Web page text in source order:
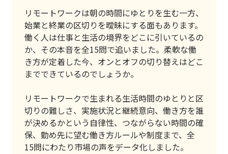
リモートワークは朝の時間にゆとりを生む一方、
始業と終業の区切りを曖昧にする面もあります。
働く人は仕事と生活の境界をどこに引いているの
か、その本音を全15問で追いました。柔軟な働
き方が定着した今、オンとオフの切り替えはどこ
までできているのでしょうか。
リモートワークで生まれる生活時間のゆとりと区
切りの難しさ、実施状況と継続意向、働き方を誰
が決めるかという自律性、つながらない時間の確
保、勤め先に望む働き方ルールや制度まで、全
15問にわたり市場の声をデータ化しました。